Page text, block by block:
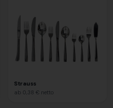
Strauss
ab 0,38 € netto